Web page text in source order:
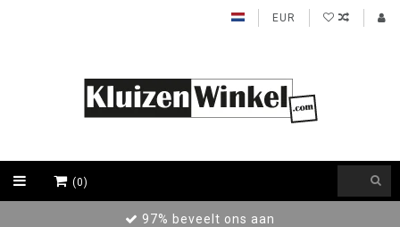
EUR
(0)
97% beveelt ons aan